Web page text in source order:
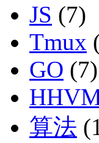
JS (7)
Tmux
GO (7)
算法